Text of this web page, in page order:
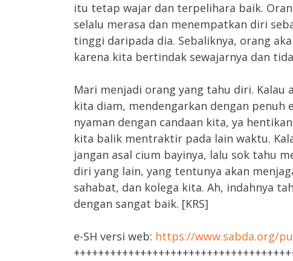
itu tetap wajar dan terpelihara baik.
selalu merasa dan menempatkan diri
tinggi daripada dia. Sebaliknya, orang
karena kita bertindak sewajarnya dan
Mari menjadi orang yang tahu diri.
kita diam, mendengarkan dengan penuh
nyaman dengan candaan kita, ya
kita balik mentraktir pada lain waktu.
jangan asal cium bayinya, lalu sok tahu
diri yang lain, yang tentunya akan
sahabat, dan kolega kita. Ah, indahnya
dengan sangat baik. [KRS]
e-SH versi web: https://www.sabda.org/